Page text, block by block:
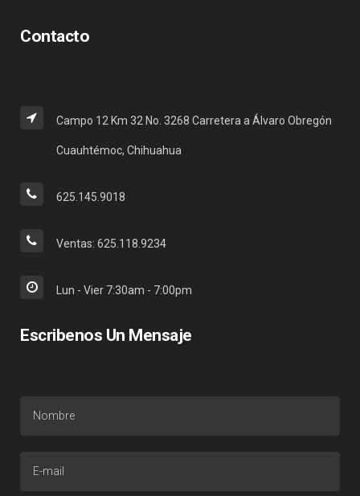
Contacto
Campo 12 Km 32 No. 3268 Carretera a Álvaro Obregón
Cuauhtémoc, Chihuahua
625.145.9018
Ventas: 625.118.9234
Lun - Vier 7:30am - 7:00pm
Escribenos Un Mensaje